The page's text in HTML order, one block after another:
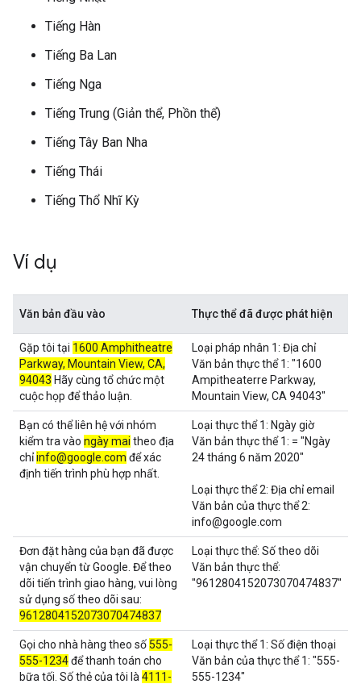
Tiếng Hàn
Tiếng Ba Lan
Tiếng Nga
Tiếng Trung (Giản thể, Phồn thể)
Tiếng Tây Ban Nha
Tiếng Thái
Tiếng Thổ Nhĩ Kỳ
Ví dụ
Văn bản đầu vào Thực thể đã được phát hiện
Gặp tôi tại 1600 Amphitheatre
Parkway, Mountain View, CA,
94043 Hãy cùng tổ chức một
cuộc họp để thảo luận.
Loại pháp nhân 1: Địa chỉ
Văn bản thực thể 1: "1600
Ampitheaterre Parkway,
Mountain View, CA 94043"
Bạn có thể liên hệ với nhóm
kiểm tra vào ngày mai theo địa
chỉinfo@google.com để xác
định tiến trình phù hợp nhất.
Loại thực thể 1: Ngày giờ
Văn bản thực thể 1: = "Ngày
24 tháng 6 năm 2020"
Loại thực thể 2: Địa chỉ email
Văn bản của thực thể 2:
info@google.com
Đơn đặt hàng của bạn đã được
vận chuyển từ Google. Để theo
dõi tiến trình giao hàng, vui lòng
sử dụng số theo dõi sau:
9612804152073070474837
Loại thực thể: Số theo dõi
Văn bản thực thể:
"9612804152073070474837"
Gọi cho nhà hàng theo số 555-
555-1234để thanh toán cho
bữa tối. Số thẻ của tôi là 4111-
Loại thực thể 1: Số điện thoại
Văn bản của thực thể 1: "555-
555-1234"